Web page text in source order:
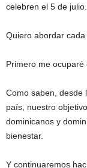
celebren el 5 de julio.
Quiero abordar
Primero me ocuparé
Como saben, desde
país, nuestro
dominicanos y
bienestar.
Y continuaremos